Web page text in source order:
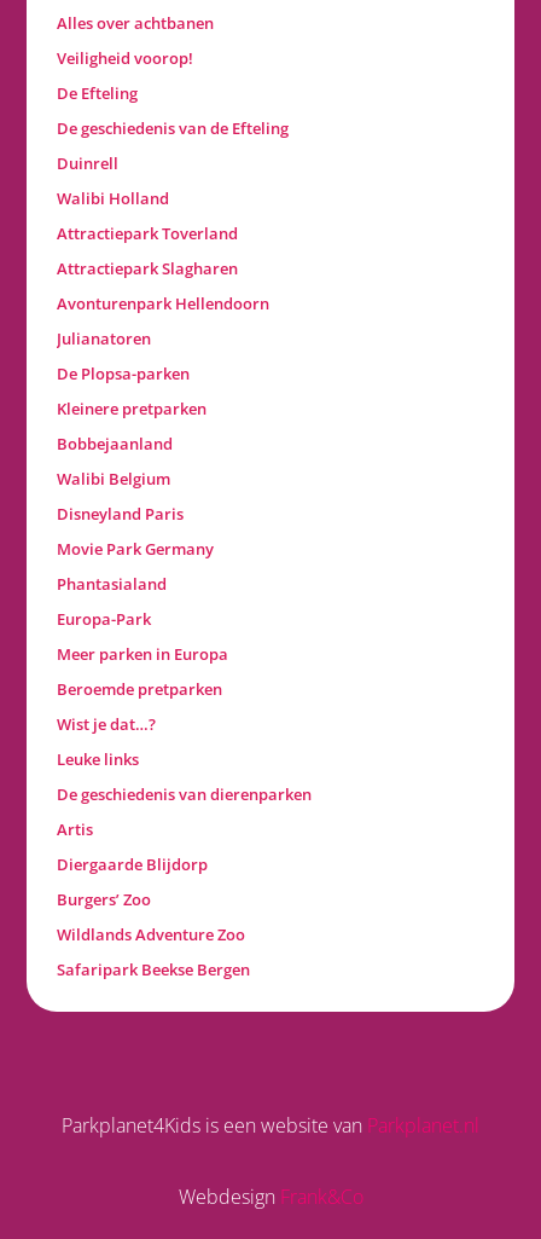
Alles over achtbanen
Veiligheid voorop!
De Efteling
De geschiedenis van de Efteling
Duinrell
Walibi Holland
Attractiepark Toverland
Attractiepark Slagharen
Avonturenpark Hellendoorn
Julianatoren
De Plopsa-parken
Kleinere pretparken
Bobbejaanland
Walibi Belgium
Disneyland Paris
Movie Park Germany
Phantasialand
Europa-Park
Meer parken in Europa
Beroemde pretparken
Wist je dat…?
Leuke links
De geschiedenis van dierenparken
Artis
Diergaarde Blijdorp
Burgers’ Zoo
Wildlands Adventure Zoo
Safaripark Beekse Bergen
Parkplanet4Kids is een website van Parkplanet.nl
Webdesign Frank&Co